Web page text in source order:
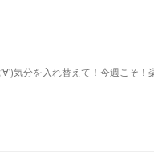
気分を入れ替えて！今週こそ！